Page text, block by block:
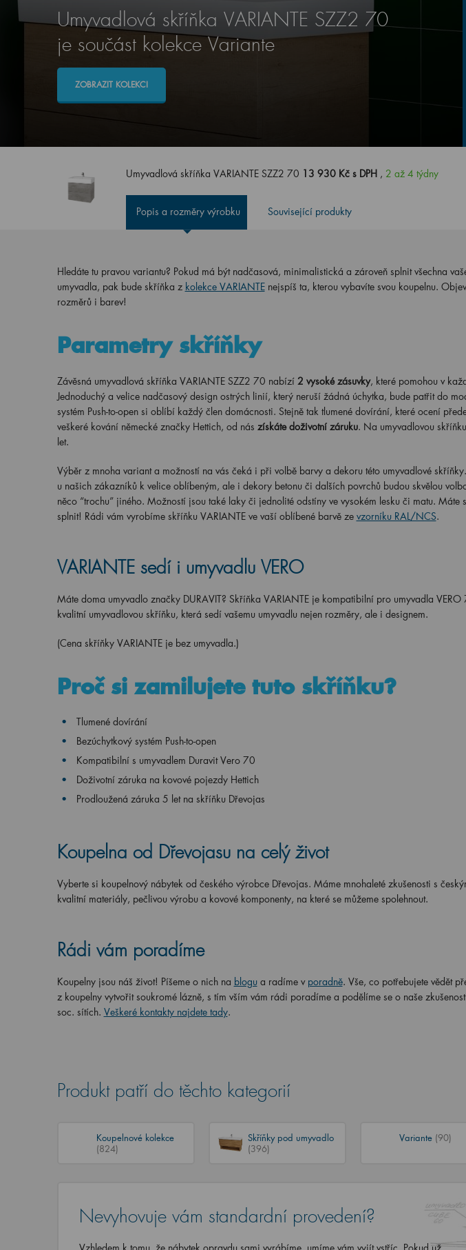
Umyvadlová skříňka VARIANTE SZZ2 70
je součást kolekce Variante
ZOBRAZIT KOLEKCI
Umyvadlová skříňka VARIANTE SZZ2 70 13 930 Kč s DPH , 2 až 4 týdny
Popis a rozměry výrobku Související produkty
Hledáte tu pravou variantu? Pokud má být nadčasová, minimalistická a zároveň splnit všechna
umyvadla, pak bude skříňka z kolekce VARIANTE nejspíš ta, kterou vybavíte svou koupelnu.
rozměrů i barev!
Parametry skříňky
Závěsná umyvadlová skříňka VARIANTE SZZ2 70 nabízí 2 vysoké zásuvky, které pomohou v
Jednoduchý a velice nadčasový design ostrých linií, který neruší žádná úchytka, bude patřit do
systém Push-to-open si oblíbí každý člen domácnosti. Stejně tak tlumené dovírání, které ocení
veškeré kování německé značky Hettich, od nás získáte doživotní záruku. Na umyvadlovou
let.
Výběr z mnoha variant a možností na vás čeká i při volbě barvy a dekoru této umyvadlové
u našich zákazníků k velice oblíbeným, ale i dekory betonu či dalších povrchů budou skvělou
něco “trochu” jiného. Možností jsou také laky či jednolité odstíny ve vysokém lesku či matu.
splnit! Rádi vám vyrobíme skříňku VARIANTE ve vaší oblíbené barvě ze vzorníku RAL/NCS.
VARIANTE sedí i umyvadlu VERO
Máte doma umyvadlo značky DURAVIT? Skříňka VARIANTE je kompatibilní pro umyvadla
kvalitní umyvadlovou skříňku, která sedí vašemu umyvadlu nejen rozměry, ale i designem.
(Cena skříňky VARIANTE je bez umyvadla.)
Proč si zamilujete tuto skříňku?
Tlumené dovírání
Bezúchytkový systém Push-to-open
Kompatibilní s umyvadlem Duravit Vero 70
Doživotní záruka na kovové pojezdy Hettich
Prodloužená záruka 5 let na skříňku Dřevojas
Koupelna od Dřevojasu na celý život
Vyberte si koupelnový nábytek od českého výrobce Dřevojas. Máme mnohaleté zkušenosti s
kvalitní materiály, pečlivou výrobu a kovové komponenty, na které se můžeme spolehnout.
Rádi vám poradíme
Koupelny jsou náš život! Píšeme o nich na blogu a radíme v poradně. Vše, co potřebujete vědět
z koupelny vytvořit soukromé lázně, s tím vším vám rádi poradíme a podělíme se o naše
soc. sítích. Veškeré kontakty najdete tady.
Produkt patří do těchto kategorií
Koupelnové kolekce
(824)
Skříňky pod umyvadlo
(396)
Variante (90)
Nevyhovuje vám standardní provedení?